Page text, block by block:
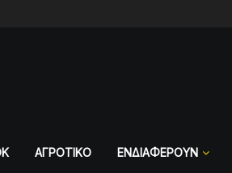
ΑΓΡΟΤΙΚΟ ΕΝΔΙΑΦΕΡΟΥΝ